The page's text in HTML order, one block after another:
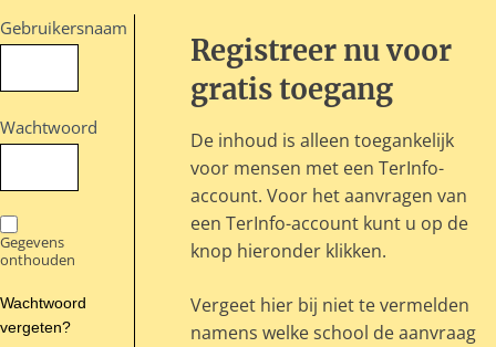
Gebruikersnaam
Wachtwoord
Gegevens
onthouden
Wachtwoord
vergeten?
Registreer nu voor
gratis toegang
De inhoud is alleen toegankelijk
voor mensen met een TerInfo-
account. Voor het aanvragen van
een TerInfo-account kunt u op de
knop hieronder klikken.
Vergeet hier bij niet te vermelden
namens welke school de aanvraag